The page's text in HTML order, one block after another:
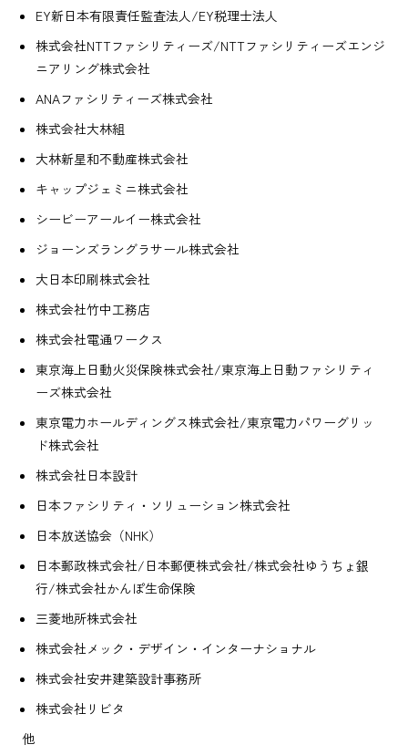
EY新日本有限責任監査法人/EY税理士法人
株式会社NTTファシリティーズ/NTTファシリティーズエンジ
ニアリング株式会社
ANAファシリティーズ株式会社
株式会社大林組
大林新星和不動産株式会社
キャップジェミニ株式会社
シービーアールイー株式会社
ジョーンズラングラサール株式会社
大日本印刷株式会社
株式会社竹中工務店
株式会社電通ワークス
東京海上日動火災保険株式会社/東京海上日動ファシリティ
ーズ株式会社
東京電力ホールディングス株式会社/東京電力パワーグリッ
ド株式会社
株式会社日本設計
日本ファシリティ・ソリューション株式会社
日本放送協会（NHK）
日本郵政株式会社/日本郵便株式会社/株式会社ゆうちょ銀
行/株式会社かんぽ生命保険
三菱地所株式会社
株式会社メック・デザイン・インターナショナル
株式会社安井建築設計事務所
株式会社リビタ
他